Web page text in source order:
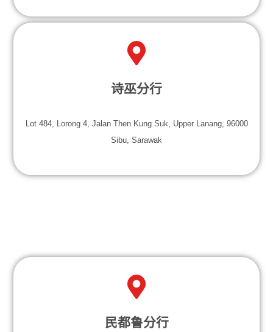
诗巫分行
Lot 484, Lorong 4, Jalan Then Kung Suk, Upper Lanang, 96000
Sibu, Sarawak
民都鲁分行